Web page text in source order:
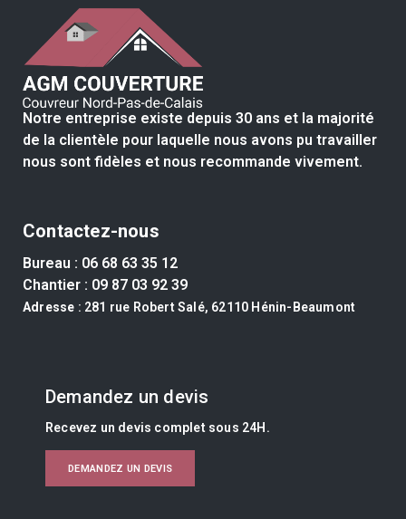
Notre entreprise existe depuis 30 ans et la majorité
de la clientèle pour laquelle nous avons pu travailler
nous sont fidèles et nous recommande vivement.
Contactez-nous
Bureau : 06 68 63 35 12
Chantier : 09 87 03 92 39
Adresse : 281 rue Robert Salé, 62110 Hénin-Beaumont
Demandez un devis
Recevez un devis complet sous 24H.
DEMANDEZ UN DEVIS